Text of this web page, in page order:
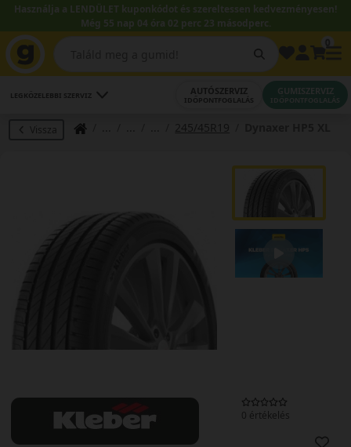
Használja a LENDÜLET kuponkódot és szereltessen kedvezményesen!
Még 55 nap 04 óra 02 perc 22 másodperc.
LEGKÖZELEBBI SZERVIZ AUTÓSZERVIZ
IDŐPONTFOGLALÁS
GUMISZERVIZ
IDŐPONTFOGLALÁS
Vissza 245/45R19
0 értékelés